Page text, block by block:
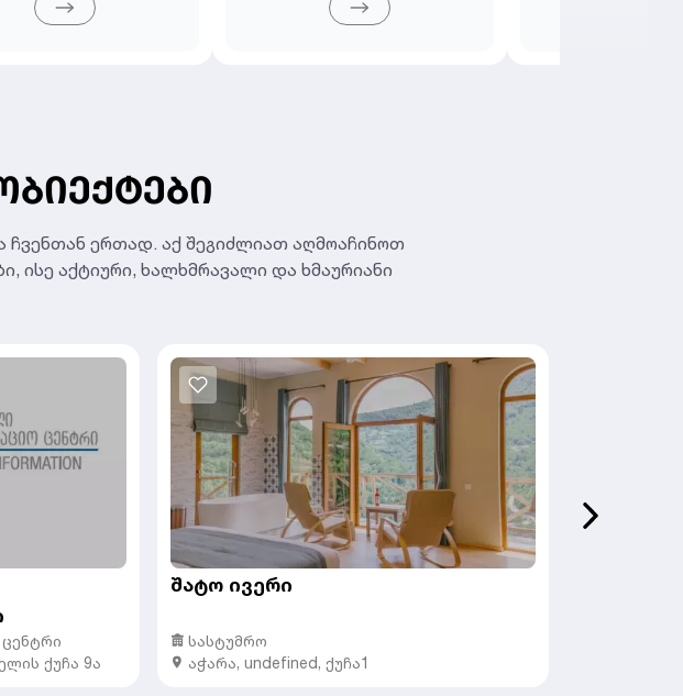
ერთად. აქ შეგიძლიათ აღმოაჩინოთ
ისე აქტიური, ხალხმრავალი და ხმაურიანი
ქუჩა 9ა
შატო ივერი
სასტუმრო
აჭარა, undefined, ქუჩა1